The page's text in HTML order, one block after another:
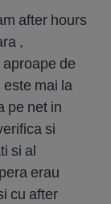
after hours
,
de
mai la
pe net in
si
si al
erau
cu after